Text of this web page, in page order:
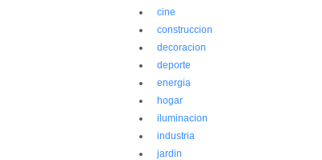
cine
construccion
decoracion
deporte
energia
hogar
iluminacion
industria
jardin